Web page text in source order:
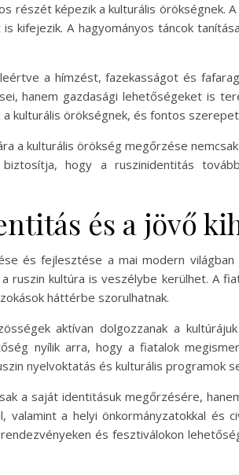
részét képezik a kulturális örökségnek.
kifejezik. A hagyományos táncok
a hímzést, fazekasságot és
hanem gazdasági lehetőségeket is
kulturális örökségnek, és fontos
a kulturális örökség megőrzése
hogy a ruszinidentitás
és a jövő
és fejlesztése a mai modern
ruszin kultúra is veszélybe kerülhet. A
háttérbe szorulhatnak.
aktívan dolgozzanak a
nyílik arra, hogy a fiatalok
nyelvoktatás és kulturális programok
a saját identitásuk megőrzésére,
valamint a helyi önkormányzatokkal
és fesztiválokon